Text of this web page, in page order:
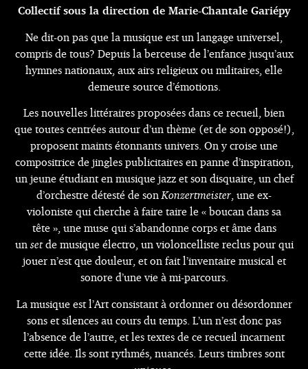
Collectif sous la direction de Marie-Chantale Gariépy
Ne dit-on pas que la musique est un langage universel,
compris de tous? Depuis la berceuse de l’enfance jusqu’aux
hymnes nationaux, aux airs religieux ou militaires, elle
demeure source d’émotions.
Les nouvelles littéraires proposées dans ce recueil, bien
que toutes centrées autour d’un thème (et de son opposé!),
proposent maints étonnants univers. On y croise une
compositrice de jingles publicitaires en panne d’inspiration,
un jeune étudiant en musique jazz et son disquaire, un chef
d’orchestre détesté de sonKonzertmeister, une ex-
violoniste qui cherche à faire taire le « boucan dans sa
tête », une muse qui s’abandonne corps et âme dans
unsetde musique électro, un violoncelliste reclus pour qui
jouer n’est que douleur, et on fait l’inventaire musical et
sonore d’une vie à mi-parcours.
La musique est l’Art consistant à ordonner ou désordonner
sons et silences au cours du temps. L’un n’est donc pas
l’absence de l’autre, et les textes de ce recueil incarnent
cette idée. Ils sont rythmés, nuancés. Leurs timbres sont